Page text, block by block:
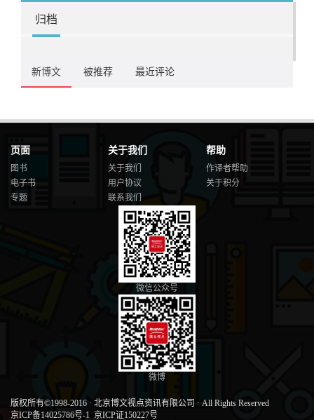
归档
新博文 被推荐 最近评论
页面
图书
电子书
专题
关于我们
关于我们
用户协议
联系我们
帮助
作译者帮助
关于积分
微信公众号
微博
版权所有©1998-2016 · 北京博文视点资讯有限公司 · All Rights Reserved
京ICP备14025786号-1 京ICP证150227号